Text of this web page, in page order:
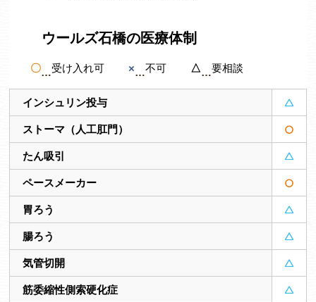
ウールズ石橋の医療体制
〇 受け入れ可 × 不可 △ 要相談
インシュリン投与
ストーマ（人工肛門）
たん吸引
ペースメーカー
胃ろう
腸ろう
気管切開
筋委縮性側索硬化症